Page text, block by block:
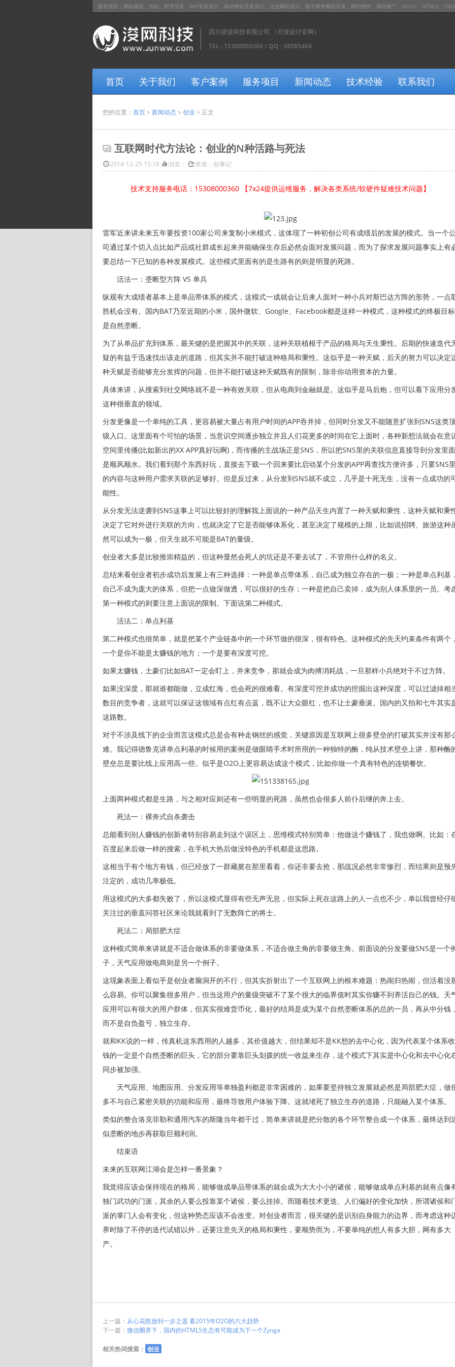
服务项目：网站建设、仿站、程序开发、APP开发设计、移动网站开发设计、企业网站设计、电子商务网站开发、网站维护、网站推广、UX/UI 、HTML5、
四川浚浚科技有限公司 （开发设计官网）
TEL : 15308000360 / QQ : 38585404
首页 关于我们 客户案例 服务项目 新闻动态 技术经验 联系我们
您的位置： 首页> 新闻动态> 创业 > 正文
互联网时代方法论：创业的N种活路与死法
2014-12-25 15:18 浏览： 来源：创事记
技术支持服务电话：15308000360 【7x24提供运维服务，解决各类系统/软硬件疑难技术问题】
雷军近来讲未来五年要投资100家公司来复制小米模式，这体现了一种初创公司有成绩后的发展的模式。当一个
司通过某个切入点比如产品或社群成长起来并能确保生存后必然会面对发展问题，而为了探求发展问题事实上有
要总结一下已知的各种发展模式。这些模式里面有的是生路有的则是明显的死路。
活法一：垄断型方阵 VS 单兵
纵观有大成绩者基本上是单品带体系的模式，这模式一成就会让后来人面对一种小兵对斯巴达方阵的形势，一点
胜机会没有。国内BAT乃至近期的小米，国外微软、Google、Facebook都是这样一种模式，这种模式的终极目标
是自然垄断。
为了从单品扩充到体系，最关键的是把握其中的关联，这种关联植根于产品的格局与天生秉性。后期的快速迭代
疑的有益于迅速找出该走的道路，但其实并不能打破这种格局和秉性。这似乎是一种天赋，后天的努力可以决定
种天赋是否能够充分发挥的问题，但并不能打破这种天赋既有的限制，除非你动用资本的力量。
具体来讲，从搜索到社交网络就不是一种有效关联，但从电商到金融就是。这似乎是马后炮，但可以看下应用分
这种很垂直的领域。
分发更像是一个单纯的工具，更容易被大量占有用户时间的APP吞并掉，但同时分发又不能随意扩张到SNS这类顶
级入口。这里面有个可怕的场景，当意识空间逐步独立并且人们花更多的时间在它上面时，各种新想法就会在意
空间里传播(比如新出的XX APP真好玩啊)，而传播的主战场正是SNS，所以把SNS里的关联信息直接导到分发里面
是顺风顺水。我们看到那个东西好玩，直接去下载一个回来要比启动某个分发的APP再查找方便许多，只要SNS里
的内容与这种用户需求关联的足够好。但是反过来，从分发到SNS就不成立，几乎是十死无生，没有一点成功的
能性。
从分发无法逆袭到SNS这事上可以比较好的理解我上面说的一种产品天生内置了一种天赋和秉性，这种天赋和秉
决定了它对外进行关联的方向，也就决定了它是否能够体系化，甚至决定了规模的上限，比如说招聘、旅游这种
然可以成为一极，但天生就不可能是BAT的量级。
创业者大多是比较推崇精益的，但这种显然会死人的坑还是不要去试了，不管用什么样的名义。
总结来看创业者初步成功后发展上有三种选择：一种是单点带体系，自己成为独立存在的一极；一种是单点利基，
自己不成为庞大的体系，但把一点做深做透，可以很好的生存；一种是把自己卖掉，成为别人体系里的一员。考
第一种模式的则要注意上面说的限制。下面说第二种模式。
活法二：单点利基
第二种模式也很简单，就是把某个产业链条中的一个环节做的很深，很有特色。这种模式的先天约束条件有两个，
一个是你不能是太赚钱的地方；一个是要有深度可挖。
如果太赚钱，土豪们比如BAT一定会盯上，并来竞争，那就会成为肉搏消耗战，一旦那样小兵绝对干不过方阵。
如果没深度，那就谁都能做，立成红海，也会死的很难看。有深度可挖并成功的挖掘出这种深度，可以过滤掉相
数目的竞争者，这就可以保证这领域有点红有点蓝，既不让大众眼红，也不让土豪垂涎。国内的又拍和七牛其实
这路数。
对于不涉及线下的企业而言这模式总是会有种走钢丝的感觉，关键原因是互联网上很多壁垒的打破其实并没有那
难。我记得德鲁克讲单点利基的时候用的案例是做眼睛手术时所用的一种独特的酶，纯从技术壁垒上讲，那种酶
壁垒总是要比线上应用高一些。似乎是O2O上更容易达成这个模式，比如你做一个真有特色的连锁餐饮。
上面两种模式都是生路，与之相对应则还有一些明显的死路，虽然也会很多人前仆后继的奔上去。
死法一：裸奔式自杀袭击
总能看到别人赚钱的创新者特别容易走到这个误区上，思维模式特别简单：他做这个赚钱了，我也做啊。比如：
百度起来后做一样的搜索，在手机大热后做没特色的手机都是这思路。
这相当于有个地方有钱，但已经放了一群藏獒在那里看着，你还非要去抢，那战况必然非常惨烈，而结果则是预
注定的，成功几率极低。
用这模式的大多都失败了，所以这模式显得有些无声无息，但实际上死在这路上的人一点也不少，单以我曾经仔
关注过的垂直问答社区来论我就看到了无数阵亡的将士。
死法二：局部肥大症
这种模式简单来讲就是不适合做体系的非要做体系，不适合做主角的非要做主角。前面说的分发要做SNS是一个
子，天气应用做电商则是另一个例子。
这现象表面上看似乎是创业者脑洞开的不行，但其实折射出了一个互联网上的根本难题：热闹归热闹，但活着没
么容易。你可以聚集很多用户，但当这用户的量级突破不了某个很大的临界值时其实你赚不到养活自己的钱。天
应用可以有很大的用户群体，但其实很难货币化，最好的结局是成为某个自然垄断体系的总的一员，再从中分钱，
而不是自负盈亏，独立生存。
就和KK说的一样，传真机这东西用的人越多，其价值越大，但结果却不是KK想的去中心化，因为代表某个体系收
钱的一定是个自然垄断的巨头，它的部分要靠巨头划拨的统一收益来生存，这个模式下其实是中心化和去中心化
同步被加强。
天气应用、地图应用、分发应用等单独盈利都是非常困难的，如果要坚持独立发展就必然是局部肥大症，做
多不与自己紧密关联的功能和应用，最终导致用户体验下降。这就堵死了独立生存的道路，只能融入某个体系。
类似的整合洛克菲勒和通用汽车的斯隆当年都干过，简单来讲就是把分散的各个环节整合成一个体系，最终达到
似垄断的地步再获取巨额利润。
结束语
未来的互联网江湖会是怎样一番景象？
我觉得应该会保持现在的格局，能够做成单品带体系的就会成为大大小小的诸侯，能够做成单点利基的就有点像
独门武功的门派，其余的人要么投靠某个诸侯，要么挂掉。而随着技术更迭、人们偏好的变化加快，所谓诸侯和
派的掌门人会有变化，但这种势态应该不会改变。对创业者而言，很关键的是识别自身能力的边界，而考虑这种
界时除了不停的迭代试错以外，还要注意先天的格局和秉性，要顺势而为，不要单纯的想人有多大胆，网有多大
产。
上一篇： 从心花怒放到一步之遥 看2015年O2O的六大趋势
下一篇： 微信圈养下，国内的HTML5生态有可能成为下一个Zynga
相关热词搜索： 创业